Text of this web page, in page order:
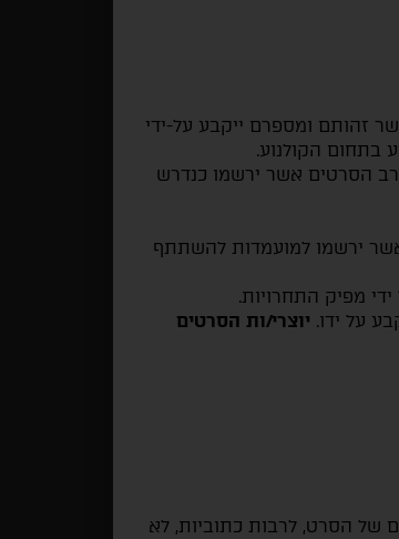
זהותם ומספרם ייקבע על-ידי
בתחום הקולנוע.
הסרטים אשר ירשמו כנדרש
ירשמו למועמדות להשתתף
מפיק התחרויות.
על ידו. יוצרי/ות הסרטים
של הסרט, לרבות כתוביות, לא